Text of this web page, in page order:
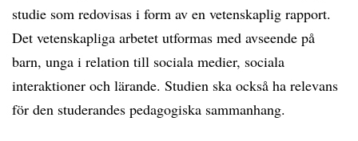
studie som redovisas i form av en vetenskaplig rapport.
Det vetenskapliga arbetet utformas med avseende på
barn, unga i relation till sociala medier, sociala
interaktioner och lärande. Studien ska också ha relevans
för den studerandes pedagogiska sammanhang.